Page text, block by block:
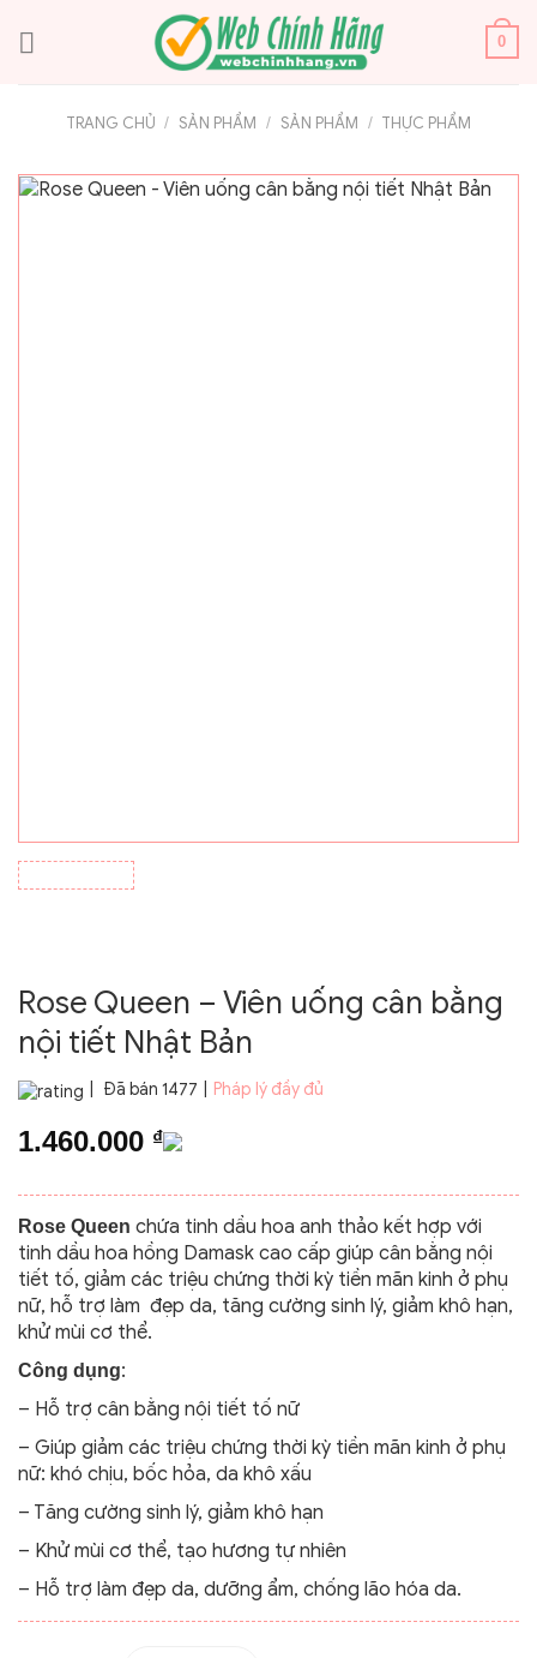
qua
0
TRANG CHỦ / SẢN PHẨM / SẢN PHẨM / THỰC PHẨM
Rose Queen – Viên uống cân bằng
nội tiết Nhật Bản
Đã bán 1477 Pháp lý đầy đủ
1.460.000 ₫
Rose Queen chứa tinh dầu hoa anh thảo kết hợp với
tinh dầu hoa hồng Damask cao cấp giúp cân bằng nội
tiết tố, giảm các triệu chứng thời kỳ tiền mãn kinh ở phụ
nữ, hỗ trợ làm đẹp da, tăng cường sinh lý, giảm khô hạn,
khử mùi cơ thể.
Công dụng:
– Hỗ trợ cân bằng nội tiết tố nữ
– Giúp giảm các triệu chứng thời kỳ tiền mãn kinh ở phụ
nữ: khó chịu, bốc hỏa, da khô xấu
– Tăng cường sinh lý, giảm khô hạn
– Khử mùi cơ thể, tạo hương tự nhiên
– Hỗ trợ làm đẹp da, dưỡng ẩm, chống lão hóa da.